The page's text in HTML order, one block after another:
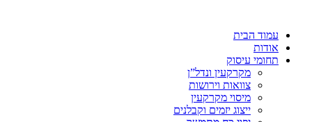
עמוד הבית
אודות
תחומי עיסוק
מקרקעין ונדל”ן
צוואות וירושות
מיסוי מקרקעין
ייצוג יזמים וקבלנים